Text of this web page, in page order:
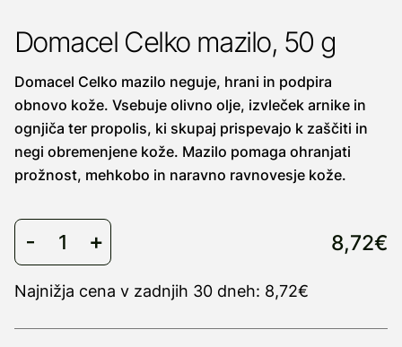
Domacel Celko mazilo, 50 g
Domacel Celko mazilo neguje, hrani in podpira
obnovo kože. Vsebuje olivno olje, izvleček arnike in
ognjiča ter propolis, ki skupaj prispevajo k zaščiti in
negi obremenjene kože. Mazilo pomaga ohranjati
prožnost, mehkobo in naravno ravnovesje kože.
8,72€
Najnižja cena v zadnjih 30 dneh: 8,72€